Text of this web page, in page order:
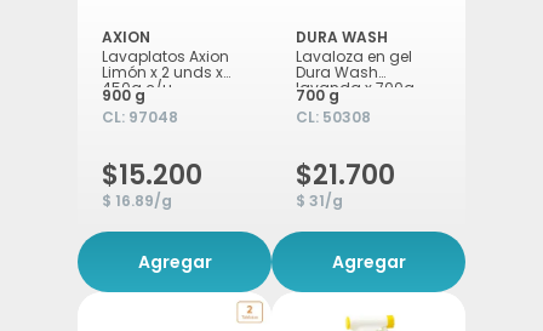
AXION
Lavaplatos Axion
Limón x 2 unds x
450g c/u
900 g
CL: 97048
$15.200
$ 16.89/g
Agregar
DURA WASH
Lavaloza en gel
Dura Wash
lavanda x 700g
700 g
CL: 50308
$21.700
$ 31/g
Agregar